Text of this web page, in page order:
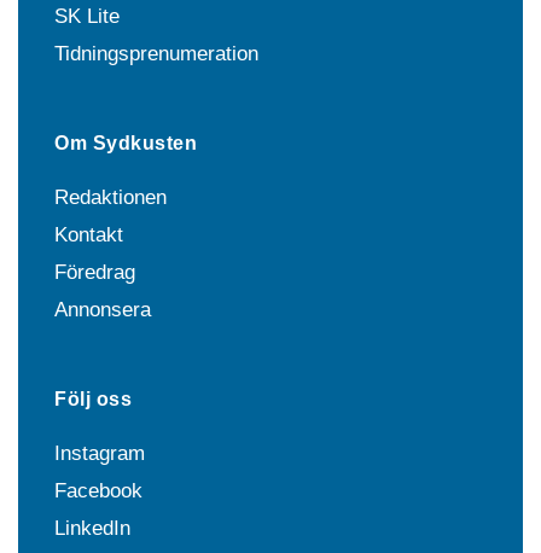
SK Lite
Tidningsprenumeration
Om Sydkusten
Redaktionen
Kontakt
Föredrag
Annonsera
Följ oss
Instagram
Facebook
LinkedIn